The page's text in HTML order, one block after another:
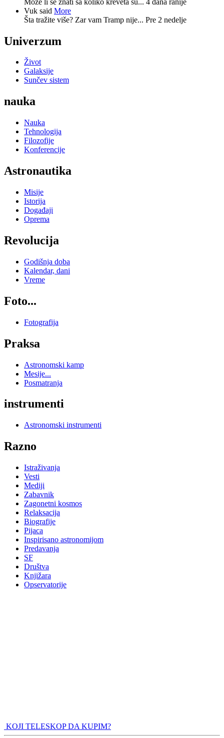
Vuk said More
Šta tražite više? Zar vam Tramp nije... Pre 2 nedelje
Univerzum
Život
Galaksije
Sunčev sistem
nauka
Nauka
Tehnologija
Filozofije
Konferencije
Astronautika
Misije
Istorija
Događaji
Oprema
Revolucija
Godišnja doba
Kalendar, dani
Vreme
Foto...
Fotografija
Praksa
Astronomski kamp
Mesije...
Posmatranja
instrumenti
Astronomski instrumenti
Razno
Istraživanja
Vesti
Mediji
Zabavnik
Zagonetni kosmos
Relaksacija
Biografije
Pijaca
Inspirisano astronomijom
Predavanja
SF
Društva
Knjižara
Opservatorije
KOJI TELESKOP DA KUPIM?